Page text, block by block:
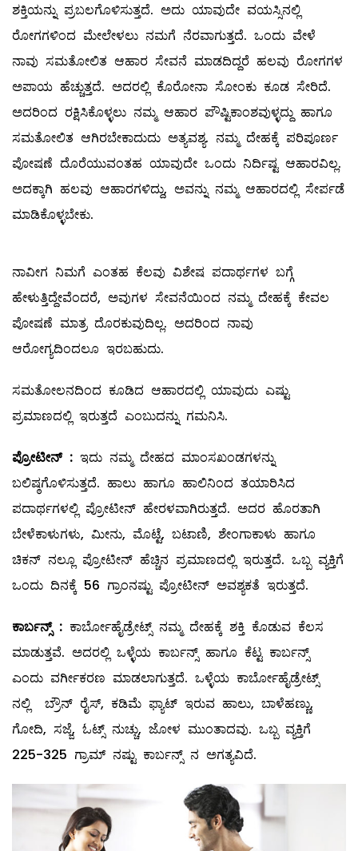
ಶಕ್ತಿಯನ್ನು ಪ್ರಬಲಗೊಳಿಸುತ್ತದೆ. ಅದು ಯಾವುದೇ ವಯಸ್ಸಿನಲ್ಲಿ
ರೋಗಗಳಿಂದ ಮೇಲೇಳಲು ನಮಗೆ ನೆರವಾಗುತ್ತದೆ. ಒಂದು ವೇಳೆ
ನಾವು ಸಮತೋಲಿತ ಆಹಾರ ಸೇವನೆ ಮಾಡದಿದ್ದರೆ ಹಲವು ರೋಗಗಳ
ಅಪಾಯ ಹೆಚ್ಚುತ್ತದೆ. ಅದರಲ್ಲಿ ಕೊರೋನಾ ಸೋಂಕು ಕೂಡ ಸೇರಿದೆ.
ಅದರಿಂದ ರಕ್ಷಿಸಿಕೊಳ್ಳಲು ನಮ್ಮ ಆಹಾರ ಪೌಷ್ಟಿಕಾಂಶವುಳ್ಳದ್ದು ಹಾಗೂ
ಸಮತೋಲಿತ ಆಗಿರಬೇಕಾದುದು ಅತ್ಯವಶ್ಯ. ನಮ್ಮ ದೇಹಕ್ಕೆ ಪರಿಪೂರ್ಣ
ಪೋಷಣೆ ದೊರೆಯುವಂತಹ ಯಾವುದೇ ಒಂದು ನಿರ್ದಿಷ್ಟ ಆಹಾರವಿಲ್ಲ.
ಅದಕ್ಕಾಗಿ ಹಲವು ಆಹಾರಗಳಿದ್ದು, ಅವನ್ನು ನಮ್ಮ ಆಹಾರದಲ್ಲಿ ಸೇರ್ಪಡೆ
ಮಾಡಿಕೊಳ್ಳಬೇಕು.
ನಾವೀಗ ನಿಮಗೆ ಎಂತಹ ಕೆಲವು ವಿಶೇಷ ಪದಾರ್ಥಗಳ ಬಗ್ಗೆ
ಹೇಳುತ್ತಿದ್ದೇವೆಂದರೆ, ಅವುಗಳ ಸೇವನೆಯಿಂದ ನಮ್ಮ ದೇಹಕ್ಕೆ ಕೇವಲ
ಪೋಷಣೆ ಮಾತ್ರ ದೊರಕುವುದಿಲ್ಲ. ಅದರಿಂದ ನಾವು
ಆರೋಗ್ಯದಿಂದಲೂ ಇರಬಹುದು.
ಸಮತೋಲನದಿಂದ ಕೂಡಿದ ಆಹಾರದಲ್ಲಿ ಯಾವುದು ಎಷ್ಟು
ಪ್ರಮಾಣದಲ್ಲಿ ಇರುತ್ತದೆ ಎಂಬುದನ್ನು ಗಮನಿಸಿ.
ಪ್ರೋಟೀನ್‌ : ಇದು ನಮ್ಮ ದೇಹದ ಮಾಂಸಖಂಡಗಳನ್ನು
ಬಲಿಷ್ಠಗೊಳಿಸುತ್ತದೆ. ಹಾಲು ಹಾಗೂ ಹಾಲಿನಿಂದ ತಯಾರಿಸಿದ
ಪದಾರ್ಥಗಳಲ್ಲಿ ಪ್ರೋಟೀನ್‌ ಹೇರಳವಾಗಿರುತ್ತದೆ. ಅದರ ಹೊರತಾಗಿ
ಬೇಳೆಕಾಳುಗಳು, ಮೀನು, ಮೊಟ್ಟೆ, ಬಟಾಣಿ, ಶೇಂಗಾಕಾಳು ಹಾಗೂ
ಚಿಕನ್‌ ನಲ್ಲೂ ಪ್ರೋಟೀನ್‌ ಹೆಚ್ಚಿನ ಪ್ರಮಾಣದಲ್ಲಿ ಇರುತ್ತದೆ. ಒಬ್ಬ ವ್ಯಕ್ತಿಗೆ
ಒಂದು ದಿನಕ್ಕೆ 56 ಗ್ರಾಂನಷ್ಟು ಪ್ರೋಟೀನ್‌ ಅವಶ್ಯಕತೆ ಇರುತ್ತದೆ.
ಕಾರ್ಬನ್ಸ್: ಕಾರ್ಬೋಹೈಡ್ರೇಟ್ಸ್ ನಮ್ಮ ದೇಹಕ್ಕೆ ಶಕ್ತಿ ಕೊಡುವ ಕೆಲಸ
ಮಾಡುತ್ತವೆ. ಅದರಲ್ಲಿ ಒಳ್ಳೆಯ ಕಾರ್ಬನ್ಸ್ ಹಾಗೂ ಕೆಟ್ಟ ಕಾರ್ಬನ್ಸ್
ಎಂದು ವರ್ಗೀಕರಣ ಮಾಡಲಾಗುತ್ತದೆ. ಒಳ್ಳೆಯ ಕಾರ್ಬೋಹೈಡ್ರೇಟ್ಸ್
ನಲ್ಲಿ ಬ್ರೌನ್‌ ರೈಸ್‌, ಕಡಿಮೆ ಫ್ಯಾಟ್‌ ಇರುವ ಹಾಲು, ಬಾಳೆಹಣ್ಣು,
ಗೋದಿ, ಸಜ್ಜೆ, ಓಟ್ಸ್ ನುಚ್ಚು, ಜೋಳ ಮುಂತಾದವು. ಒಬ್ಬ ವ್ಯಕ್ತಿಗೆ
225-325 ಗ್ರಾಮ್ ನಷ್ಟು ಕಾರ್ಬನ್ಸ್ ನ ಅಗತ್ಯವಿದೆ.